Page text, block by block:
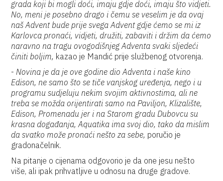
grada koji bi mogli doći, imaju gdje doći, imaju što vidjeti.
No, meni je posebno drago i čemu se veselim je da ovaj
naš Advent bude prije svega Advent gdje ćemo se mi iz
Karlovca pronaći, vidjeti, družiti, zabaviti i držim da ćemo
naravno na tragu ovogodišnjeg Adventa svaki sljedeći
činiti boljim, kazao je Mandić prije službenog otvorenja.
-Novina je da je ove godine dio Adventa i naše kino
Edison, ne samo što se tiče vanjskog uređenja, nego i u
programu sudjeluju nekim svojim aktivnostima, ali ne
treba se možda orijentirati samo na Paviljon, Klizalište,
Edison, Promenadu jer i na Starom gradu Dubovcu su
krasna događanja, Aquatika ima svoj dio, tako da mislim
da svatko može pronaći nešto za sebe, poručio je
gradonačelnik.
Na pitanje o cijenama odgovorio je da one jesu nešto
više, ali ipak prihvatljive u odnosu na druge gradove.